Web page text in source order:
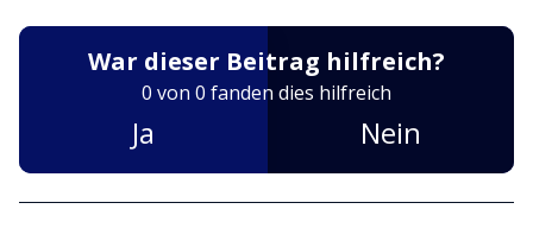
War dieser Beitrag hilfreich?
Nein
Ja
0 von 0 fanden dies hilfreich